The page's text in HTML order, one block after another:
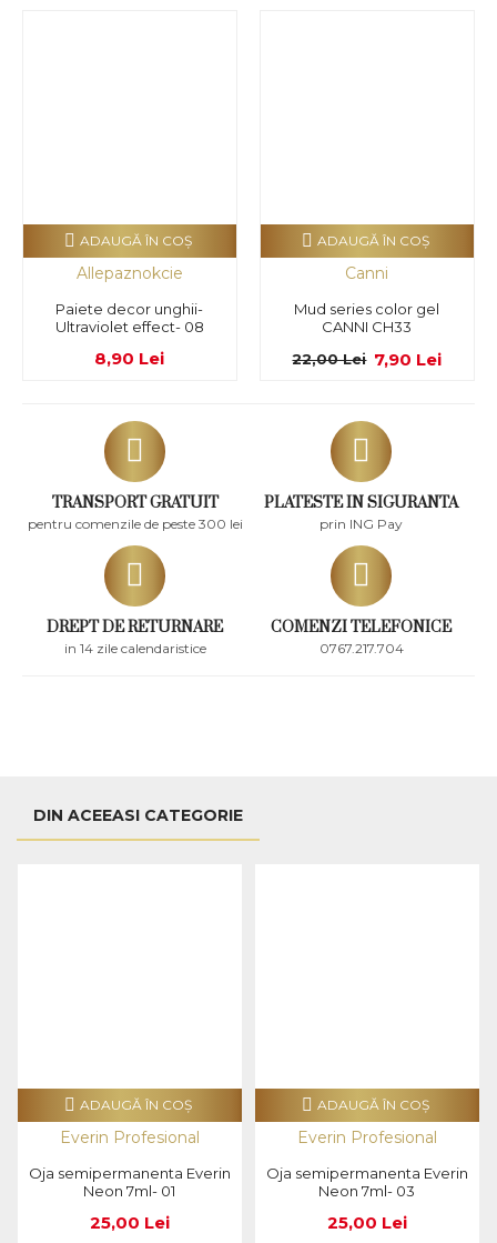
TRANSPORT GRATUIT
pentru comenzile de peste 300 lei
PLATESTE IN SIGURANTA
prin ING Pay
DREPT DE RETURNARE
in 14 zile calendaristice
COMENZI TELEFONICE
0767.217.704
Allepaznokcie
Paiete decor unghii-
Ultraviolet effect- 08
8,90 Lei
ADAUGĂ ÎN COŞ
Canni
Mud series color gel
CANNI CH33
7,90 Lei
22,00 Lei
ADAUGĂ ÎN COŞ
DIN ACEEASI CATEGORIE
Everin Profesional
Oja semipermanenta Everin
Neon 7ml- 01
25,00 Lei
ADAUGĂ ÎN COŞ
Everin Profesional
Oja semipermanenta Everin
Neon 7ml- 03
25,00 Lei
ADAUGĂ ÎN COŞ